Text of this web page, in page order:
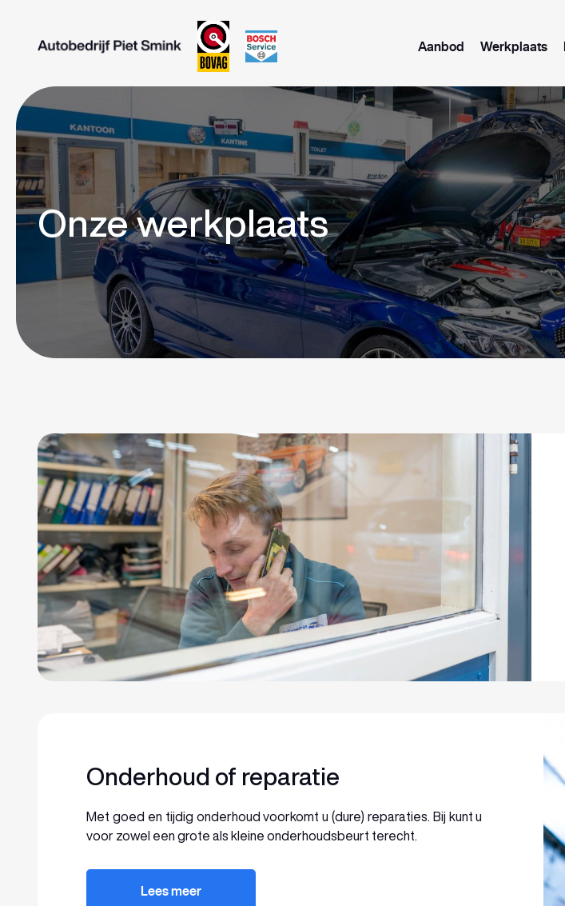
Aanbod Werkplaats
Onze werkplaats
Onderhoud of reparatie
Met goed en tijdig onderhoud voorkomt u (dure) reparaties. Bij kunt u
voor zowel een grote als kleine onderhoudsbeurt terecht.
Lees meer